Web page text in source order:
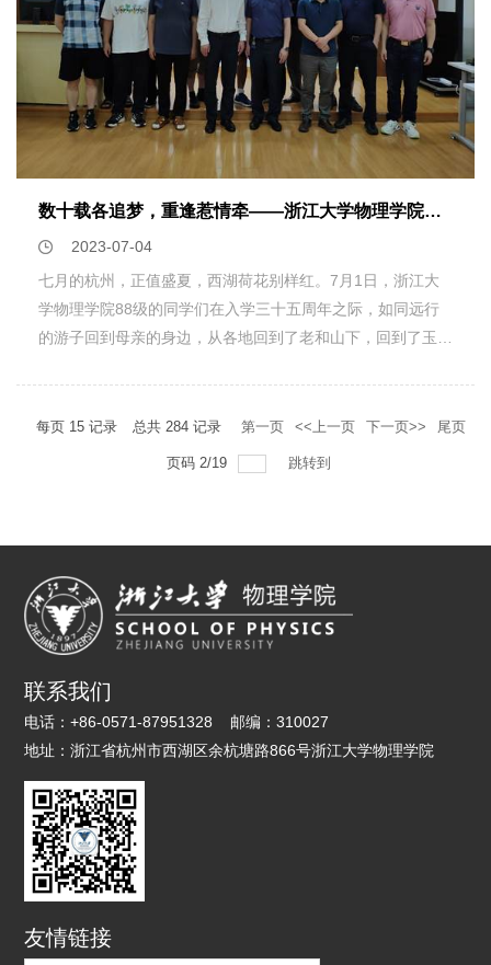
期，学院在人才队伍、学科建设、人才培养、科学研究等方面
取得令人欣喜的成绩，这些都离不开广大校友的关注和支持。
他强调，校友是学院最宝贵的财富，是学院办学成果最有力的
体现。校友与母院是情感共同体、事业共同体、发展共同体，
希望校友多支持和关心学院和母校的发展，学院也将为校友的
发展提供积极的支持。“我最喜爱的老师”叶高翔老师深情回忆
起物理学院的历史，浙江大学四校合并的情景。1999级物理
学班是浙江大学四校合并后的首届物理学班，一个个故事娓娓
道来，二十四年前的场景依然历历在目。他勉励在座的每一位
身的例子来阐明该做到如何学以致用。同学们纷纷表示，许老
了自己这二十年来的历程，畅聊这几十年来的变化和感受。聚
的时间总是短暂的，转眼又各奔东西，道一声再见，下次见！
数十载各追梦，重逢惹情牵——浙江大学物理学院举办88级入学三十五周年返校活动
2023-07-04
七月的杭州，正值盛夏，西湖荷花别样红。7月1日，浙江大
学物理学院88级的同学们在入学三十五周年之际，如同远行
的游子回到母亲的身边，从各地回到了老和山下，回到了玉泉
心和对物理学院发展的关注，感怀母校，感谢师恩。同学们请
来了当年88级的辅导员、现浙江大学档案馆馆长王东老师，
物理学院党委副书记邹安川参加活动。王东深情回忆起当年的
历史、现状以及未来的发展规划，指出校友是学院最宝贵的财
富，是学院办学水平最重要的体现，校友与母院是情感共同
体、事业共同体、发展共同体，引起了校友们的强烈共鸣。各
位老师、同学纷纷发言，大家共叙当年同窗的点滴，畅聊几十
年来的变化和经历。相聚的时光总是匆匆，转眼又要各奔东
西，道一声珍重，来年我们再聚！
每页 15 记录 总共 284 记录 第一页 <<上一页 下一页>> 尾页
页码 2/19 跳转到
联系我们
电话：+86-0571-87951328 邮编：310027
地址：浙江省杭州市西湖区余杭塘路866号浙江大学物理学院
友情链接